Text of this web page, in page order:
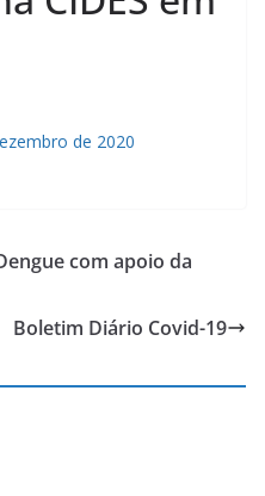
de 2020
com apoio da
Boletim Diário Covid-19